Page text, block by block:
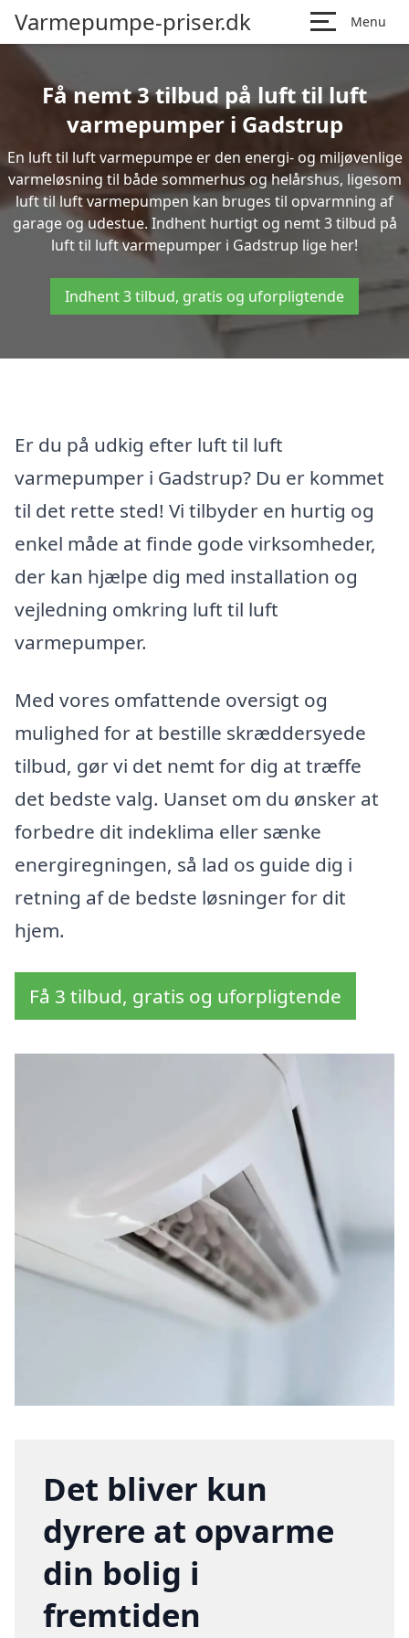
Varmepumpe-priser.dk Menu
Få nemt 3 tilbud på luft til luft
varmepumper i Gadstrup
En luft til luft varmepumpe er den energi- og miljøvenlige
varmeløsning til både sommerhus og helårshus, ligesom
luft til luft varmepumpen kan bruges til opvarmning af
garage og udestue. Indhent hurtigt og nemt 3 tilbud på
luft til luft varmepumper i Gadstrup lige her!
Indhent 3 tilbud, gratis og uforpligtende
Er du på udkig efter luft til luft
varmepumper i Gadstrup? Du er kommet
til det rette sted! Vi tilbyder en hurtig og
enkel måde at finde gode virksomheder,
der kan hjælpe dig med installation og
vejledning omkring luft til luft
varmepumper.
Med vores omfattende oversigt og
mulighed for at bestille skræddersyede
tilbud, gør vi det nemt for dig at træffe
det bedste valg. Uanset om du ønsker at
forbedre dit indeklima eller sænke
energiregningen, så lad os guide dig i
retning af de bedste løsninger for dit
hjem.
Få 3 tilbud, gratis og uforpligtende
Det bliver kun
dyrere at opvarme
din bolig i
fremtiden